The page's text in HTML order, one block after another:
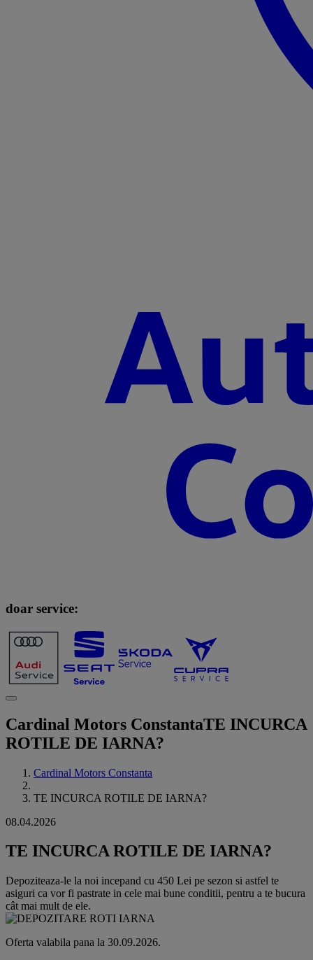
doar service:
Cardinal Motors ConstantaTE INCURCA
ROTILE DE IARNA?
Cardinal Motors Constanta
TE INCURCA ROTILE DE IARNA?
08.04.2026
TE INCURCA ROTILE DE IARNA?
Depoziteaza-le la noi incepand cu 450 Lei pe sezon si astfel te
asiguri ca vor fi pastrate in cele mai bune conditii, pentru a te bucura
cât mai mult de ele.
Oferta valabila pana la 30.09.2026.